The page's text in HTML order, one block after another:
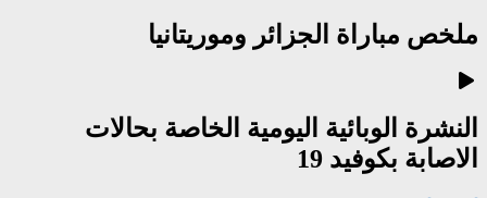
ملخص مباراة الجزائر وموريتانيا
النشرة الوبائية اليومية الخاصة بحالات
الاصابة بكوفيد 19